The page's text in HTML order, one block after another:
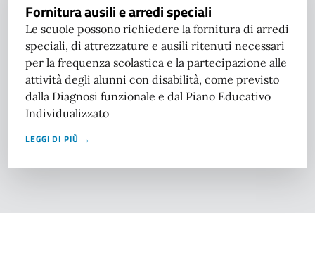
Fornitura ausili e arredi speciali
Le scuole possono richiedere la fornitura di arredi
speciali, di attrezzature e ausili ritenuti necessari
per la frequenza scolastica e la partecipazione alle
attività degli alunni con disabilità, come previsto
dalla Diagnosi funzionale e dal Piano Educativo
Individualizzato
LEGGI DI PIÙ →